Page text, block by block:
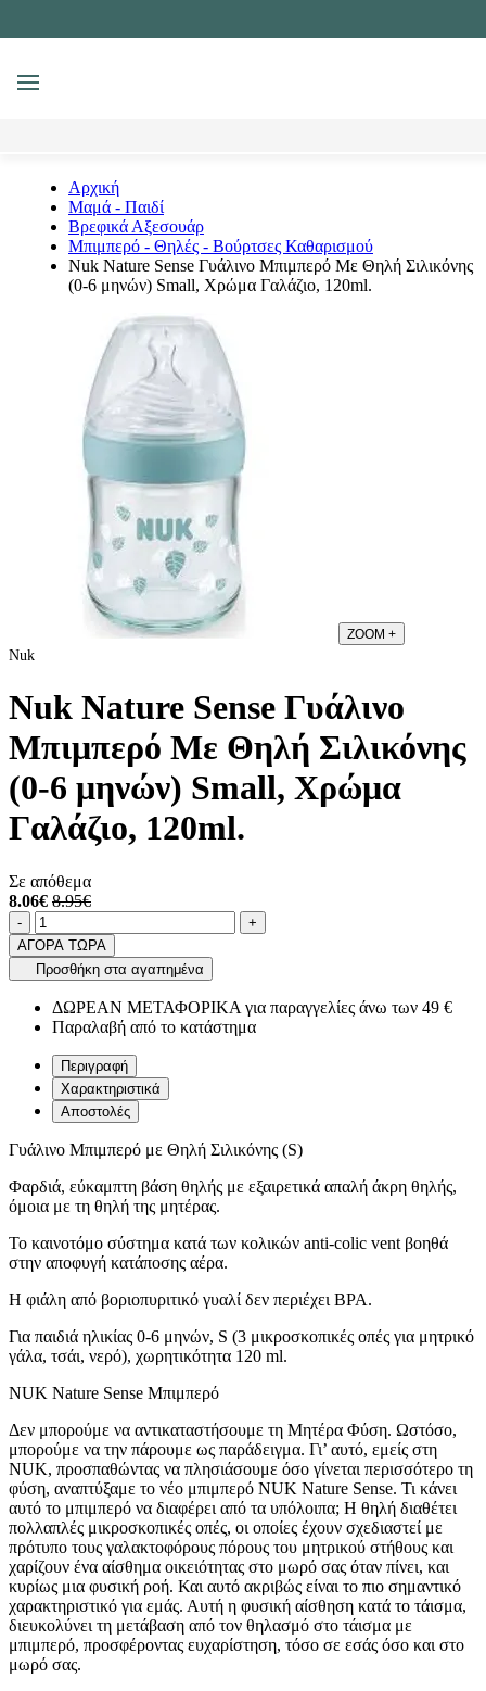
MENU
Αρχική
Μαμά - Παιδί
Βρεφικά Αξεσουάρ
Μπιμπερό - Θηλές - Βούρτσες Καθαρισμού
Nuk Nature Sense Γυάλινο Μπιμπερό Με Θηλή Σιλικόνης
(0-6 μηνών) Small, Χρώμα Γαλάζιο, 120ml.
ZOOM +
Nuk
Nuk Nature Sense Γυάλινο
Μπιμπερό Με Θηλή Σιλικόνης
(0-6 μηνών) Small, Χρώμα
Γαλάζιο, 120ml.
Σε απόθεμα
8.06€ 8.95€
Ποσότητα
-product.increase.quantity +
ΑΓΟΡΑ ΤΩΡΑ
Προσθήκη στα αγαπημένα
ΔΩΡΕΑΝ ΜΕΤΑΦΟΡΙΚΑ για παραγγελίες άνω των 49 €
Παραλαβή από το κατάστημα
Περιγραφή
Χαρακτηριστικά
Αποστολές
Γυάλινο Μπιμπερό με Θηλή Σιλικόνης (S)
Φαρδιά, εύκαμπτη βάση θηλής με εξαιρετικά απαλή άκρη θηλής,
όμοια με τη θηλή της μητέρας.
Το καινοτόμο σύστημα κατά των κολικών anti-colic vent βοηθά
στην αποφυγή κατάποσης αέρα.
Η φιάλη από βοριοπυριτικό γυαλί δεν περιέχει BPA.
Για παιδιά ηλικίας 0-6 μηνών, S (3 μικροσκοπικές οπές για μητρικό
γάλα, τσάι, νερό), χωρητικότητα 120 ml.
NUK Nature Sense Μπιμπερό
Δεν μπορούμε να αντικαταστήσουμε τη Μητέρα Φύση. Ωστόσο,
μπορούμε να την πάρουμε ως παράδειγμα. Γι’ αυτό, εμείς στη
NUK, προσπαθώντας να πλησιάσουμε όσο γίνεται περισσότερο τη
φύση, αναπτύξαμε το νέο μπιμπερό NUK Nature Sense. Τι κάνει
αυτό το μπιμπερό να διαφέρει από τα υπόλοιπα; Η θηλή διαθέτει
πολλαπλές μικροσκοπικές οπές, οι οποίες έχουν σχεδιαστεί με
πρότυπο τους γαλακτοφόρους πόρους του μητρικού στήθους και
χαρίζουν ένα αίσθημα οικειότητας στο μωρό σας όταν πίνει, και
κυρίως μια φυσική ροή. Και αυτό ακριβώς είναι το πιο σημαντικό
χαρακτηριστικό για εμάς. Αυτή η φυσική αίσθηση κατά το τάισμα,
διευκολύνει τη μετάβαση από τον θηλασμό στο τάισμα με
μπιμπερό, προσφέροντας ευχαρίστηση, τόσο σε εσάς όσο και στο
μωρό σας.